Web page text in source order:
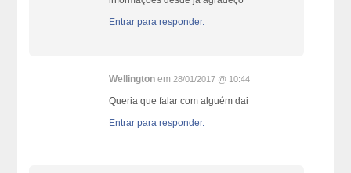
Entrar para responder.
Wellington em28/01/2017 @ 10:44
Queria que falar com alguém dai
Entrar para responder.